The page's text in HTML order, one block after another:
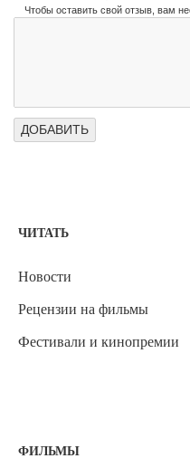
Чтобы оставить свой отзыв, вам
ЧИТАТЬ
Новости
Рецензии на фильмы
Фестивали и кинопремии
ФИЛЬМЫ